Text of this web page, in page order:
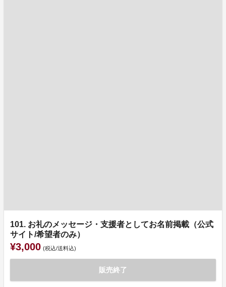
101. お礼のメッセージ・支援者としてお名前掲載（公式
サイト/希望者のみ）
¥3,000 (税込/送料込)
販売終了